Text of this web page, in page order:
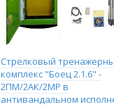
Стрелковый
комплекс "Боец 2.1.6" -
2ПМ/2АК/2МР в
антивандальном